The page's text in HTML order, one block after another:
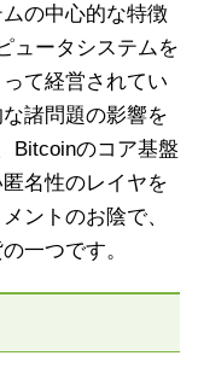
の中心的な特徴
ュータシステムを
て経営されてい
諸問題の影響を
Bitcoinのコア基盤
名性のレイヤを
ントのお陰で、
一つです。